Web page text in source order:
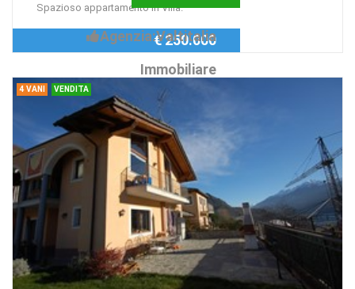
Spazioso appartamento in Villa.
Agenzia:Valtitalia
Immobiliare
€ 250.000
4 VANI VENDITA